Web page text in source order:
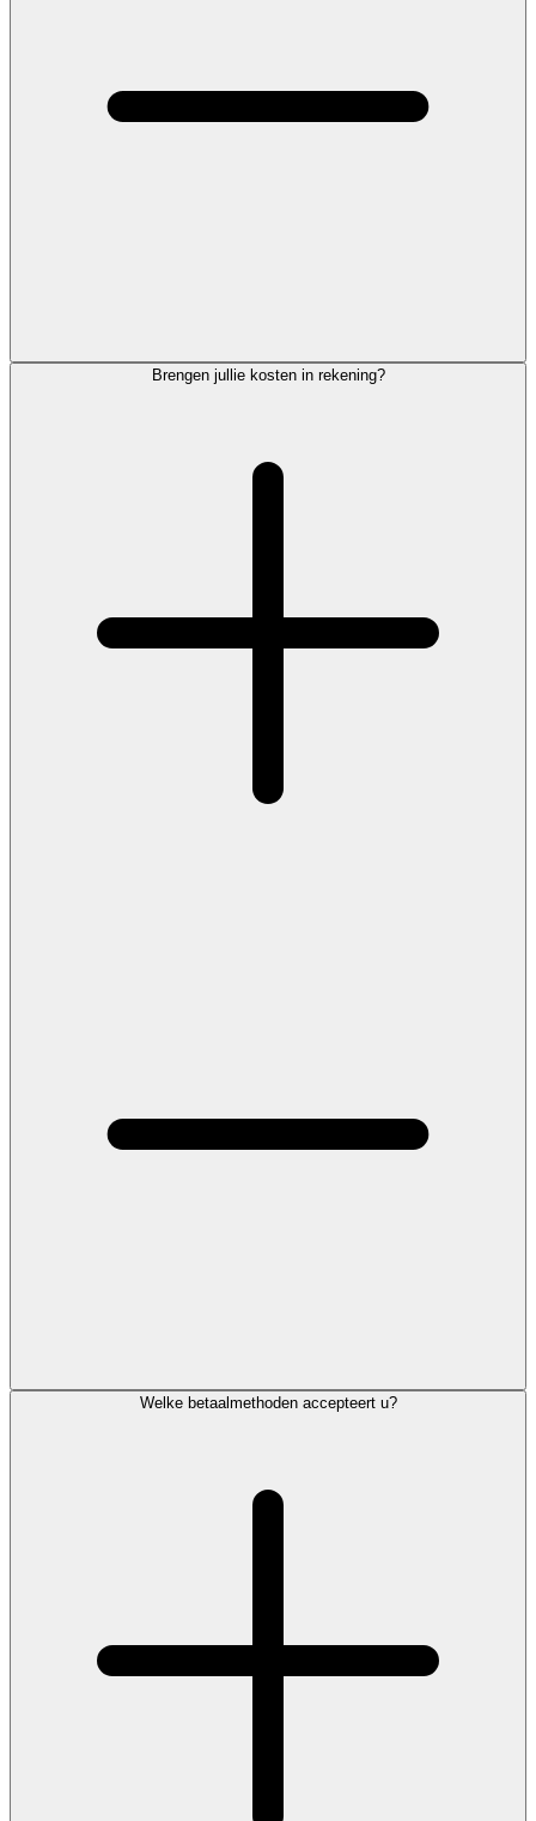
Brengen jullie kosten in rekening?
Welke betaalmethoden accepteert u?